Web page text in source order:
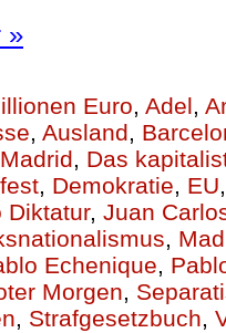
»
Euro, Adel,
, Ausland,
, Das
, Demokratie, EU
Diktatur, Juan
,
Echenique,
Morgen,
, Strafgesetzbuch,